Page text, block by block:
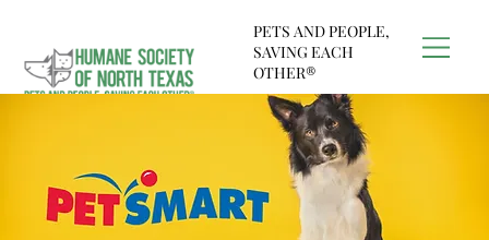
PETS AND PEOPLE,
SAVING EACH
OTHER®